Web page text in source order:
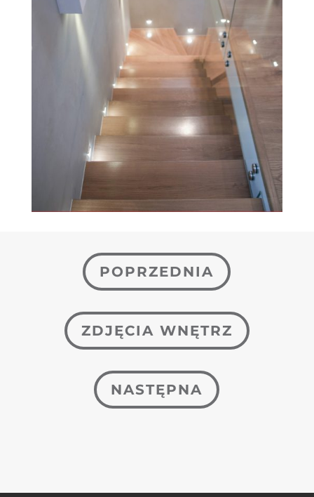
POPRZEDNIA
ZDJĘCIA WNĘTRZ
NASTĘPNA